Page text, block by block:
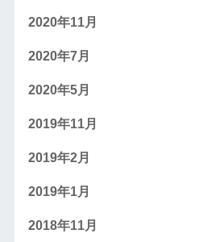
2020年11月
2020年7月
2020年5月
2019年11月
2019年2月
2019年1月
2018年11月